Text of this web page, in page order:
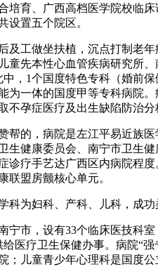
培育、广西高档医学院校临
设置五个院区。
工做坐扶植，沉点打制老年
童先本性心血管疾病研究所
中，1个国度特色专科（婚前
为一体的国度甲等专科病院
不孕症医疗及出生缺陷防治
的，病院是左江平易近族医
生健康委员会、南宁市卫生
诊疗手艺达广西区内病院程
联盟房颤核心单元。
为妇科、产科、儿科，成功
市，设有33个临床医技科室
给医疗卫生保健办事。病院“
；儿童青少年心理科是国度